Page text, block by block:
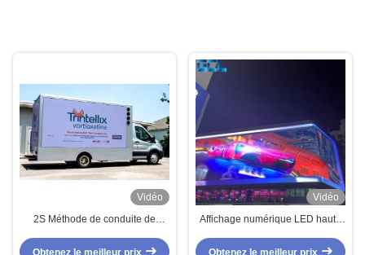
Vidéo
2S Méthode de conduite de
extérieur
Obtenez le meilleur prix
Vidéo
Affichage numérique LED haute
personnalisable
Obtenez le meilleur prix